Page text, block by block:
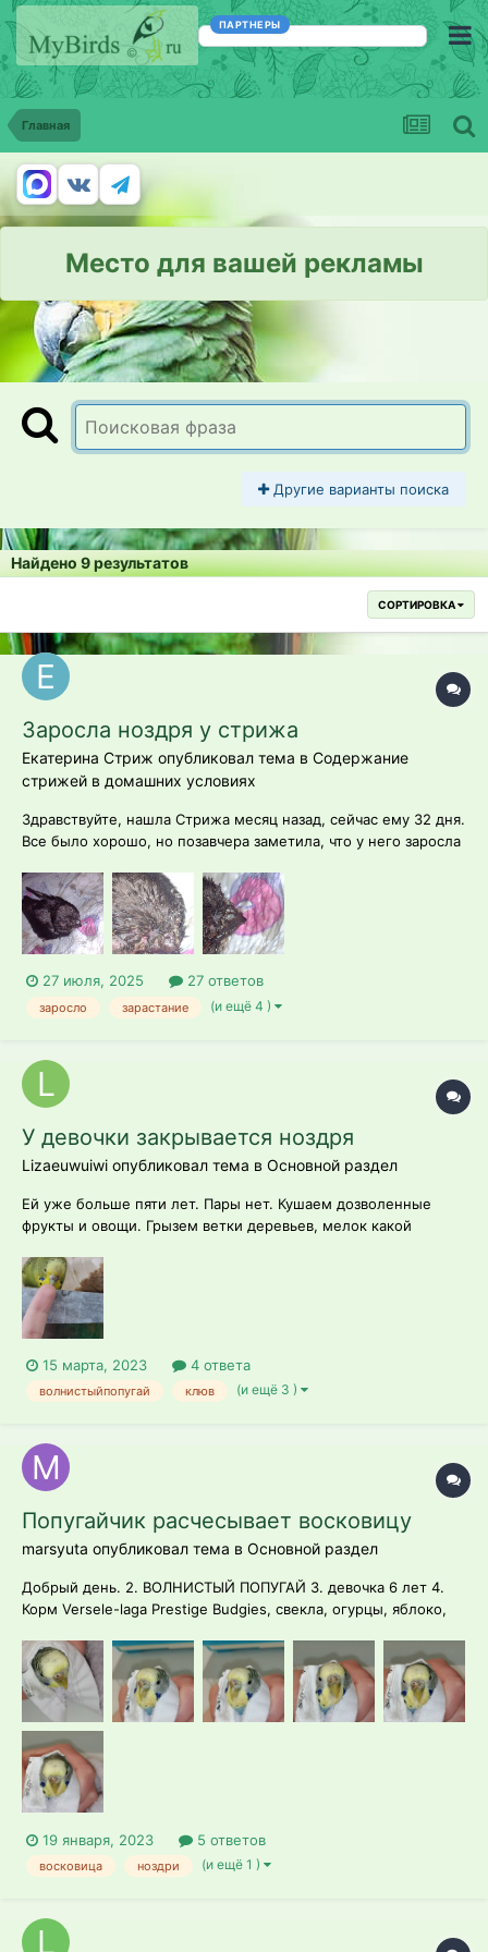
ПАРТНЕРЫ
Главная
Место для вашей рекламы
Другие варианты поиска
Найдено 9 результатов
СОРТИРОВКА
Заросла ноздря у стрижа
Екатерина Стриж опубликовал тема в Содержание
стрижей в домашних условиях
Здравствуйте, нашла Стрижа месяц назад, сейчас ему 32 дня.
Все было хорошо, но позавчера заметила, что у него заросла
ему воду на эту ноздрю и когда он дышал, вода немного
двигалась (таким образом проверяла, есть ли хотя бы
маленькое отверстие...
27 июля, 2025 27 ответов
заросло зарастание (и ещё 4 )
У девочки закрывается ноздря
Lizaeuwuiwi опубликовал тема в Основной раздел
Ей уже больше пяти лет. Пары нет. Кушаем дозволенные
фрукты и овощи. Грызем ветки деревьев, мелок какой
любого полёта странно пищать, будто выдохлась. Сквозняки
не устраиваем в комнате, клетка убирается в нормальном
режиме, ежедневно. Орнитологов...
15 марта, 2023 4 ответа
волнистыйпопугай клюв (и ещё 3 )
Попугайчик расчесывает восковицу
marsyuta опубликовал тема в Основной раздел
Добрый день. 2. ВОЛНИСТЫЙ ПОПУГАЙ 3. девочка 6 лет 4.
Корм Versele-laga Prestige Budgies, свекла, огурцы, яблоко,
утра, бодрствует до 16.00-17.00, потом дремлет и отдыхает 6.
настораживающие симптомы - расчесывает во...
19 января, 2023 5 ответов
восковица ноздри (и ещё 1 )